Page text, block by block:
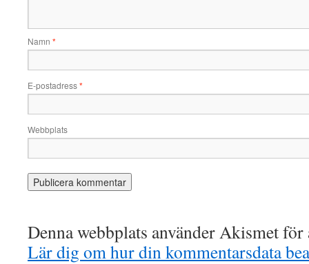
Namn *
E-postadress*
Webbplats
Denna webbplats använder Akismet
Lär dig om hur din kommentarsdata